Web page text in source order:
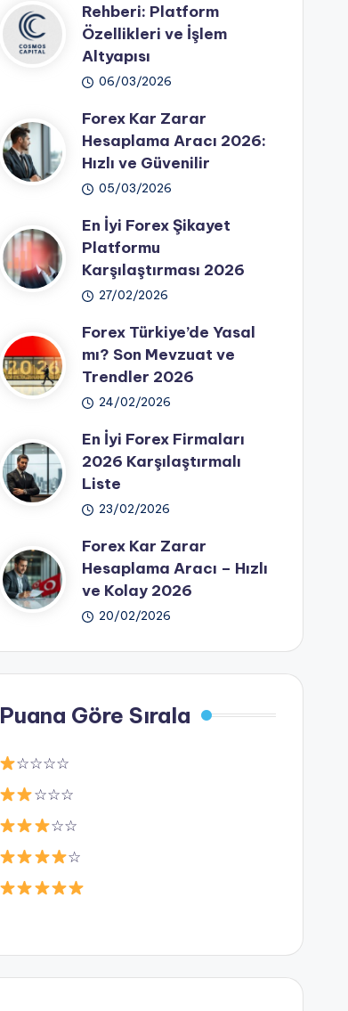
Rehberi: Platform
Özellikleri ve İşlem
Altyapısı
06/03/2026
Forex Kar Zarar
Hesaplama Aracı 2026:
Hızlı ve Güvenilir
05/03/2026
En İyi Forex Şikayet
Platformu
Karşılaştırması 2026
27/02/2026
Forex Türkiye’de Yasal
mı? Son Mevzuat ve
Trendler 2026
24/02/2026
En İyi Forex Firmaları
2026 Karşılaştırmalı
Liste
23/02/2026
Forex Kar Zarar
Hesaplama Aracı – Hızlı
ve Kolay 2026
20/02/2026
Puana Göre Sırala
☆☆☆☆
☆☆☆
☆☆
☆